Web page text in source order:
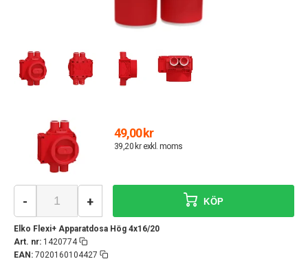
49,00 kr
39,20 kr exkl. moms
Elko Flexi+ Apparatdosa Hög 4x16/20
Art. nr: 1420774
EAN: 7020160104427
- + KÖP